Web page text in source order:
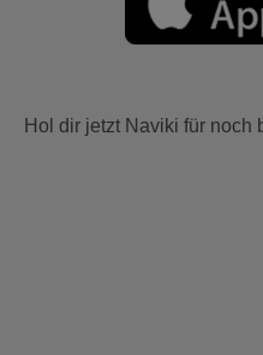
Hol dir jetzt Naviki für noch